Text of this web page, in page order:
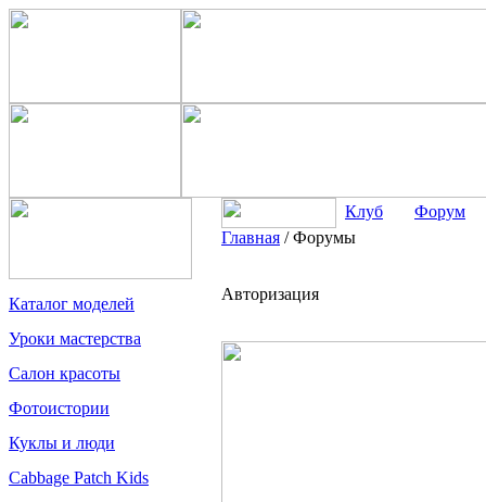
Каталог моделей
Уроки мастерства
Салон красоты
Фотоистории
Куклы и люди
Cabbage Patch Kids
Клуб
Форум
Главная /Форумы
Авторизация